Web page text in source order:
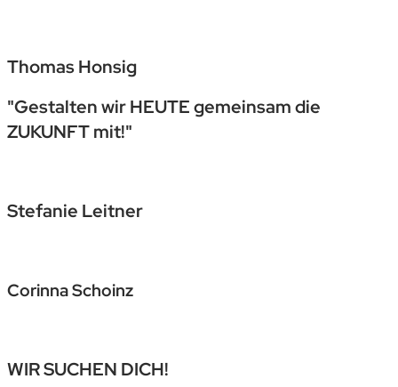
Thomas Honsig
"Gestalten wir HEUTE gemeinsam die
ZUKUNFT mit!"
Stefanie Leitner
Corinna Schoinz
WIR SUCHEN DICH!